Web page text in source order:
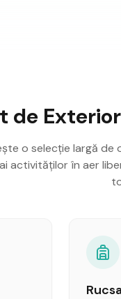
de
o selecție largă
activităților în aer